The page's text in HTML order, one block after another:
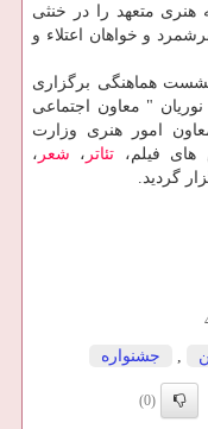
هنری متعهد را در خنثی
و خواهان اعتلاء و
هماهنگی برگزاری
" معاون اجتماعی
امور هنری وزارت
فیلم، تئاتر ، شعر ،
گردید.
, جشنواره
(0)